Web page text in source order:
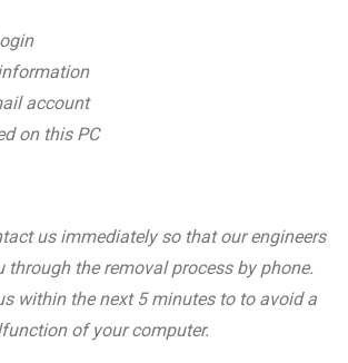
account
on this PC
us immediately so that our engineers
through the removal process by phone.
within the next 5 minutes to to avoid a
of your computer.